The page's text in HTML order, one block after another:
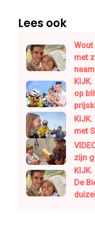
Lees ook
met
op
met
zijn
De